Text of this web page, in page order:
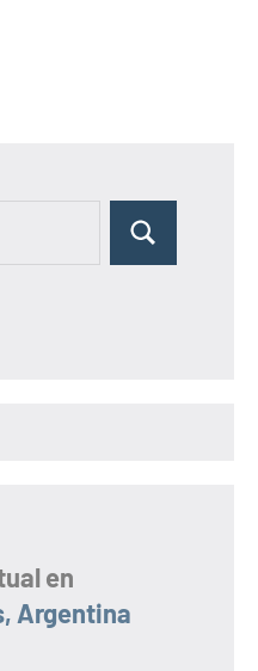
B
en
Argentina